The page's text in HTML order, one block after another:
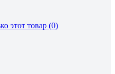
этот товар (0)